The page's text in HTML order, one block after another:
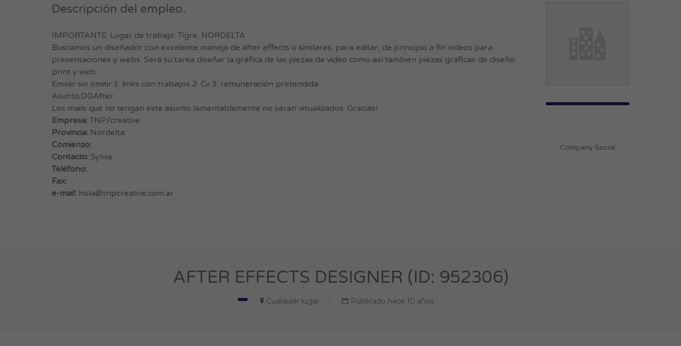
Descripción del empleo.
IMPORTANTE: Lugar de trabajo: Tigre, NORDELTA.
Buscamos un diseñador con excelente manejo de after effects o similares, para editar, de principio a fin videos para
presentaciones y webs. Será su tarea diseñar la gráfica de las piezas de video como así también piezas gráficas de diseño
print y web.
Enviar sin omitir:1. links con trabajos 2. Cv 3. remuneración pretendida
Asunto:DGAfter
Los mails que no tengan este asunto lamentablemente no seran visualizados. Gracias!
Empresa: TNP/creative
Provincia: Nordelta
Comienzo:
Contacto: Sylvia
Teléfono:
Fax:
e-mail: hola@tnpcreative.com.ar
Company Social
AFTER EFFECTS DESIGNER (ID: 952306)
Cualquier lugar Publicado hace 10 años